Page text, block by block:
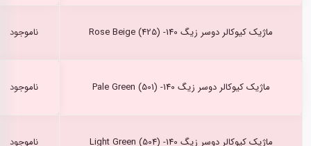
ماژیک کیوکالر دوسر زیگ Rose Beige (425) -140 ناموجود
ماژیک کیوکالر دوسر زیگ Pale Green (501) -140 ناموجود
ماژیک کیوکالر دوسر زیگ Light Green (504) -140 ناموجود